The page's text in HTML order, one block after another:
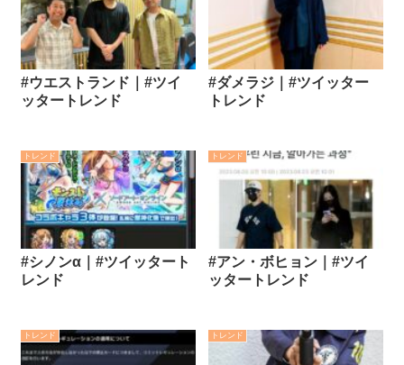
#ウエストランド｜#ツイ
ッタートレンド
#ダメラジ｜#ツイッター
トレンド
トレンド
#シノンα｜#ツイッタート
レンド
トレンド
#アン・ボヒョン｜#ツイ
ッタートレンド
トレンド トレンド